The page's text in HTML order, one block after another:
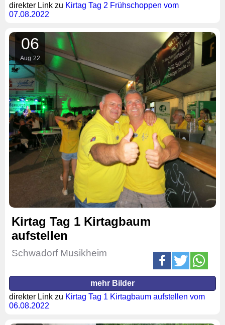
direkter Link zu Kirtag Tag 2 Frühschoppen vom
07.08.2022
06
Aug 22
Kirtag Tag 1 Kirtagbaum
aufstellen
Schwadorf Musikheim
mehr Bilder
direkter Link zu Kirtag Tag 1 Kirtagbaum aufstellen vom
06.08.2022